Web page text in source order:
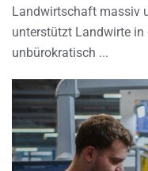
Landwirtschaft massiv
unterstützt Landwirte in
unbürokratisch